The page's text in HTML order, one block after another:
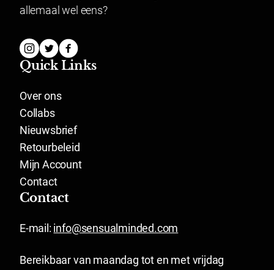
allemaal wel eens?
Quick Links
Over ons
Collabs
Nieuwsbrief
Retourbeleid
Mijn Account
Contact
Contact
E-mail: info@sensualminded.com
Bereikbaar van maandag tot en met vrijdag